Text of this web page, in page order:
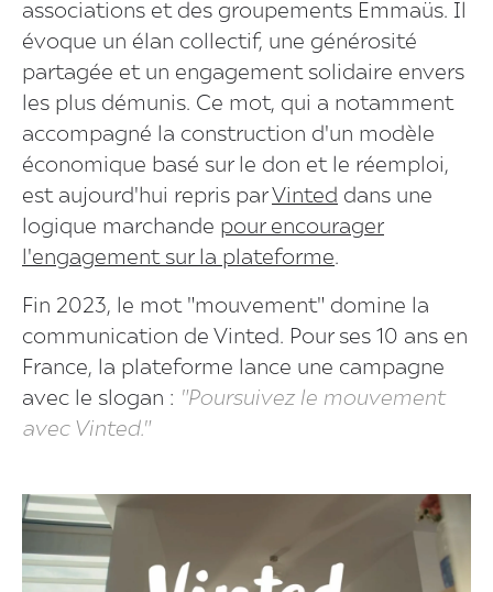
associations et des groupements Emmaüs. Il
évoque un élan collectif, une générosité
partagée et un engagement solidaire envers
les plus démunis. Ce mot, qui a notamment
accompagné la construction d'un modèle
économique basé sur le don et le réemploi,
est aujourd'hui repris parVinted dans une
logique marchande pour encourager
l'engagement sur la plateforme.
Fin 2023, le mot "mouvement" domine la
communication de Vinted. Pour ses 10 ans en
France, la plateforme lance une campagne
avec le slogan : "Poursuivez le mouvement
avec Vinted."